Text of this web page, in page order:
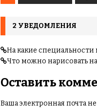
2 УВЕДОМЛЕНИЯ
На какие
Что можно нарисовать
Оставить
Ваша электронная почта